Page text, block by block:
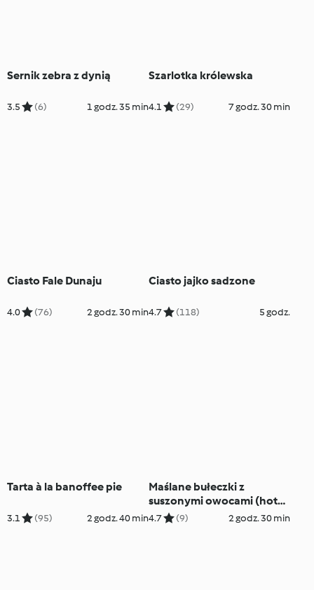
Sernik zebra z dynią
3.5 (6) 1 godz. 35 min
Szarlotka królewska
4.1 (29) 7 godz. 30 min
Ciasto Fale Dunaju
4.0 (76) 2 godz. 30 min
Ciasto jajko sadzone
4.7 (118) 5 godz.
Tarta à la banoffee pie
3.1 (95) 2 godz. 40 min
Maślane bułeczki z
suszonymi owocami (hot
cross buns)
4.7 (9) 2 godz. 30 min